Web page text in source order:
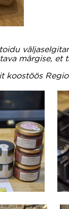
märgise,
koostöös